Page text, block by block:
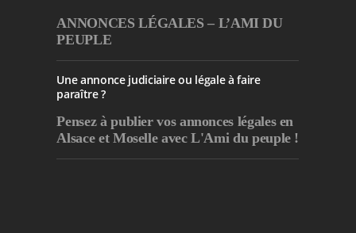
ANNONCES LÉGALES – L’AMI DU
PEUPLE
Une annonce judiciaire ou légale à faire
paraître ?
Pensez à publiervos annonces légales en
Alsace et Moselle avec L'Ami du peuple !